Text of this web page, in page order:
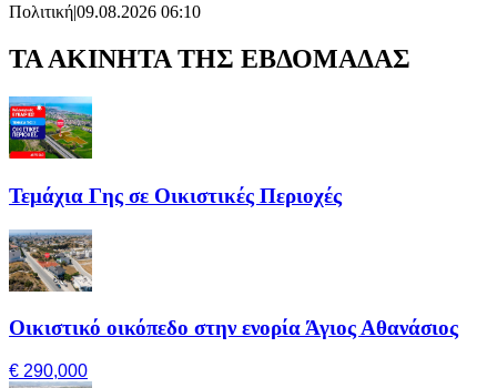
Πολιτική|09.08.2026 06:10
ΤΑ ΑΚΙΝΗΤΑ ΤΗΣ ΕΒΔΟΜΑΔΑΣ
Τεμάχια Γης σε Οικιστικές Περιοχές
Οικιστικό οικόπεδο στην ενορία Άγιος Αθανάσιος
€ 290,000